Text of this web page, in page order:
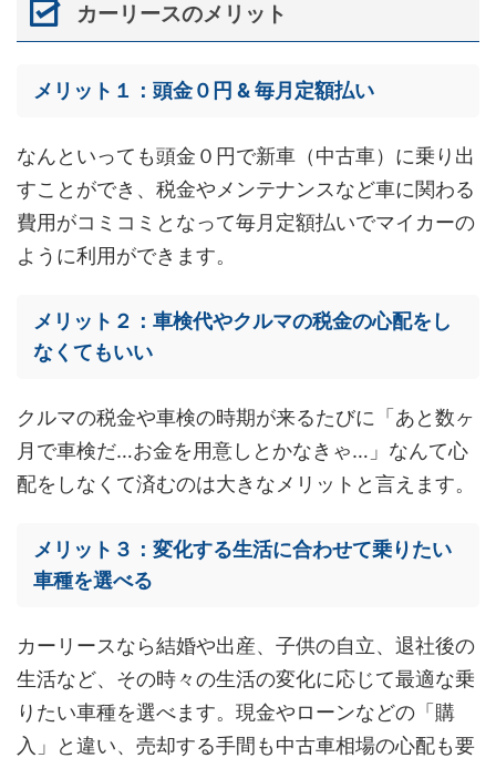
カーリースのメリット
メリット１：頭金０円 & 毎月定額払い
なんといっても頭金０円で新車（中古車）に乗り出
すことができ、税金やメンテナンスなど車に関わる
費用がコミコミとなって毎月定額払いでマイカーの
ように利用ができます。
メリット２：車検代やクルマの税金の心配をし
なくてもいい
クルマの税金や車検の時期が来るたびに「あと数ヶ
月で車検だ…お金を用意しとかなきゃ…」なんて心
配をしなくて済むのは大きなメリットと言えます。
メリット３：変化する生活に合わせて乗りたい
車種を選べる
カーリースなら結婚や出産、子供の自立、退社後の
生活など、その時々の生活の変化に応じて最適な乗
りたい車種を選べます。現金やローンなどの「購
入」と違い、売却する手間も中古車相場の心配も要